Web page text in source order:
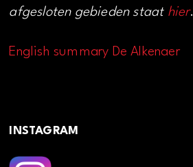
afgesloten gebieden staat hier.
English summary De Alkenaer
INSTAGRAM